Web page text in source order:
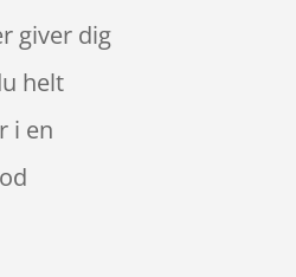
giver dig
helt
i en